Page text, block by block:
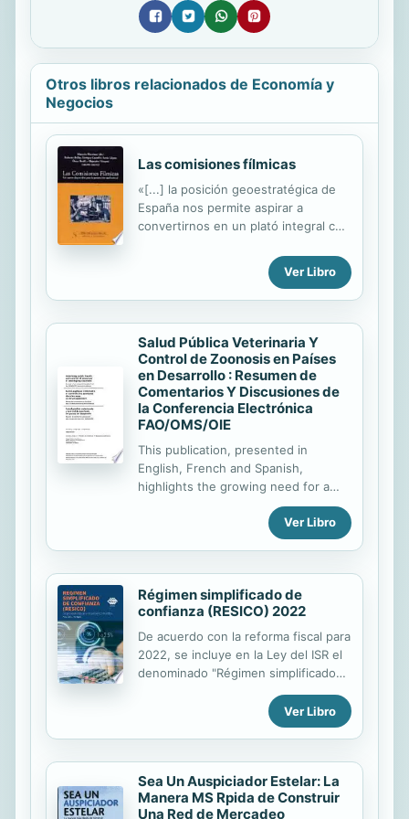
Otros libros relacionados de Economía y
Negocios
Las comisiones fílmicas
«[...] la posición geoestratégica de
España nos permite aspirar a
convertirnos en un plató integral con
unas infraestructuras de
comunicación y de servicios eficiente
y una industria audiovisual
proyectos. Si añadimos a eso una
climatología excelente, la estabilidad
y seguridad del país tanto social
como económica, disponemos de
unas posibilidades excepcionales
para presentar una potente oferta
internacional. Probablemente sea
pronto, pero el Estado español y los
gobiernos de las Comunidades
Ver Libro
Salud Pública Veterinaria Y
Control de Zoonosis en Países
en Desarrollo : Resumen de
Comentarios Y Discusiones de
la Conferencia Electrónica
FAO/OMS/OIE
This publication, presented in
English, French and Spanish,
highlights the growing need for a
greater understanding of veterinary
public health activities and
summarizes the outcome of an
sponsored by FAO in collaboration
with WHO and OIE, focusing primarily
on the situation in both countries in
transition and developing countries
Ver Libro
Régimen simplificado de
confianza (RESICO) 2022
De acuerdo con la reforma fiscal para
2022, se incluye en la Ley del ISR el
denominado "Régimen simplificado
pueden tributar las personas físicas
siguientes: 1. Diversas personas
$3'500,000, las cuales pagarán el
impuesto a tasas que van de 1 a
2.5%. 2. Personas morales
Ver Libro
Sea Un Auspiciador Estelar: La
Manera MS Rpida de Construir
Una Red de Mercadeo